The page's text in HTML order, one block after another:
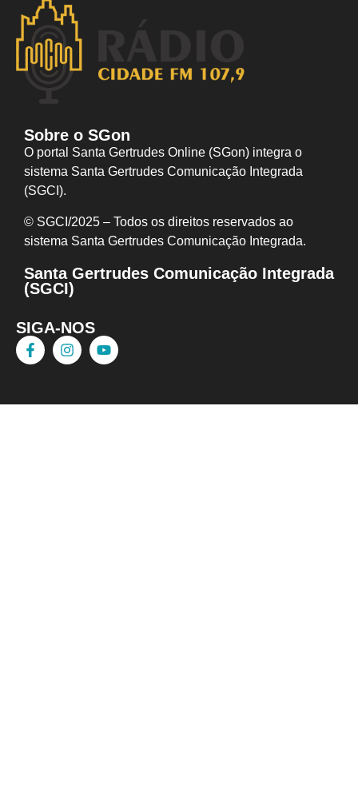
Sobre o SGon
O portal Santa Gertrudes Online (SGon) integra o
sistema Santa Gertrudes Comunicação Integrada
(SGCI).
© SGCI/2025 – Todos os direitos reservados ao
sistema Santa Gertrudes Comunicação I ntegrada.
Santa Gertrudes Comunicação Integrada
(SGCI)
SIGA-NOS